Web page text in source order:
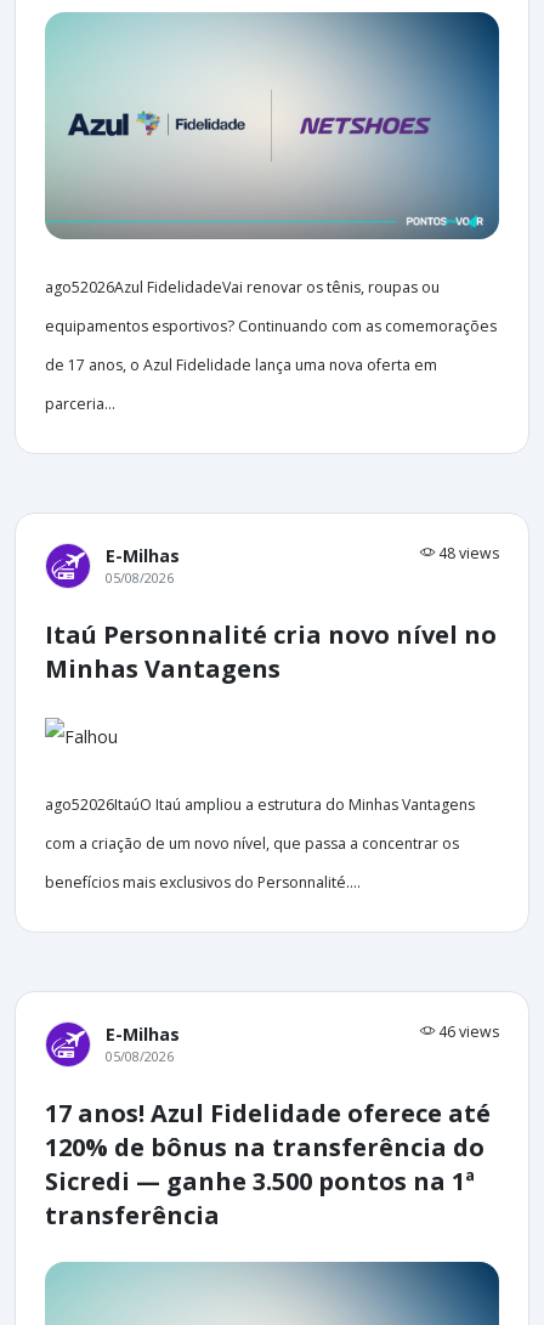
ago52026Azul FidelidadeVai renovar os tênis, roupas ou
equipamentos esportivos? Continuando com as comemorações
de 17 anos, o Azul Fidelidade lança uma nova oferta em
parceria...
E-Milhas 48 views
05/08/2026
Itaú Personnalité cria novo nível no
Minhas Vantagens
ago52026ItaúO Itaú ampliou a estrutura do Minhas Vantagens
com a criação de um novo nível, que passa a concentrar os
benefícios mais exclusivos do Personnalité....
E-Milhas 46 views
05/08/2026
17 anos! Azul Fidelidade oferece até
120% de bônus na transferência do
Sicredi — ganhe 3.500 pontos na 1ª
transferência